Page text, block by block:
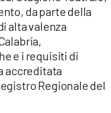
da parte della
alta valenza
e i requisiti di
accreditata
Regionale del